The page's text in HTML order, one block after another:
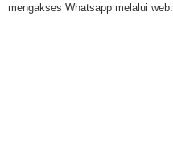
mengakses Whatsapp melalui web.